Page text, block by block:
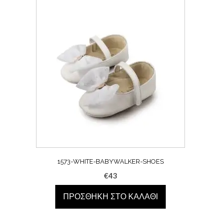
1573-WHITE-BABYWALKER-SHOES
€43
ΠΡΟΣΘΉΚΗ ΣΤΟ ΚΑΛΆΘΙ